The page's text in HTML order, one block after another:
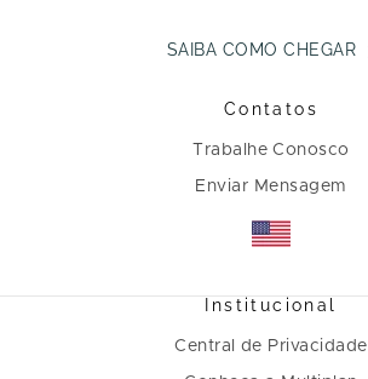
SAIBA COMO CHEGAR
Contatos
Trabalhe Conosco
Enviar Mensagem
Institucional
Central de Privacidade